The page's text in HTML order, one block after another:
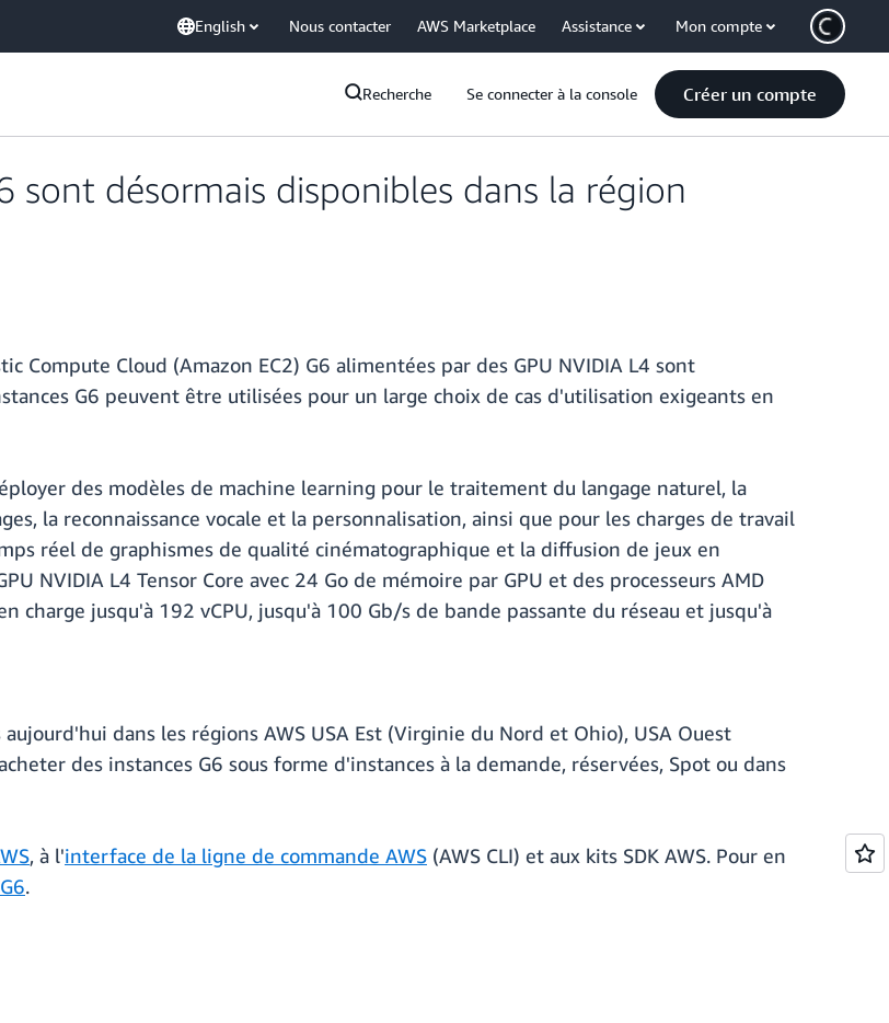
English Nous contacter AWS Marketplace Assistance Mon compte
Recherche Se connecter à la console Créer un compte
sont désormais disponibles dans la région
Compute Cloud (Amazon EC2) G6 alimentées par des GPU NVIDIA L4 sont
G6 peuvent être utilisées pour un large choix de cas d'utilisation exigeants en
des modèles de machine learning pour le traitement du langage naturel, la
la reconnaissance vocale et la personnalisation, ainsi que pour les charges de travail
réel de graphismes de qualité cinématographique et la diffusion de jeux en
NVIDIA L4 Tensor Core avec 24 Go de mémoire par GPU et des processeurs AMD
charge jusqu'à 192 vCPU, jusqu'à 100 Gb/s de bande passante du réseau et jusqu'à
dans les régions AWS USA Est (Virginie du Nord et Ohio), USA Ouest
des instances G6 sous forme d'instances à la demande, réservées, Spot ou dans
, à l'interface de la ligne de commande AWS (AWS CLI) et aux kits SDK AWS. Pour en
.